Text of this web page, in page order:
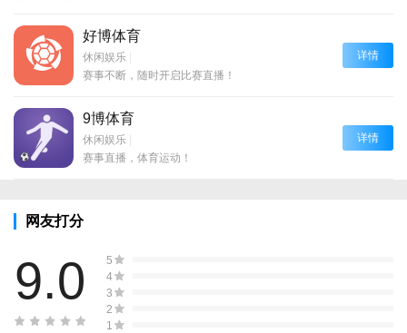
好博体育
休闲娱乐 |
赛事不断，随时开启比赛直播！
详情
9博体育
休闲娱乐 |
赛事直播，体育运动！
详情
网友打分
9.0
5
4
3
2
1